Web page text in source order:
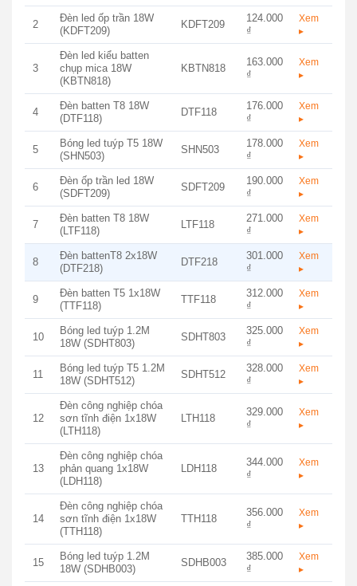
2
Đèn led ốp trần 18W
(KDFT209)
KDFT209
124.000
₫
Xem
▸
3
Đèn led kiểu batten
chụp mica 18W
(KBTN818)
KBTN818
163.000
₫
Xem
▸
4
Đèn batten T8 18W
(DTF118)
DTF118
176.000
₫
Xem
▸
5
Bóng led tuýp T5 18W
(SHN503)
SHN503
178.000
₫
Xem
▸
6
Đèn ốp trần led 18W
(SDFT209)
SDFT209
190.000
₫
Xem
▸
7
Đèn batten T8 18W
(LTF118)
LTF118
271.000
₫
Xem
▸
8
Đèn battenT8 2x18W
(DTF218)
DTF218
301.000
₫
Xem
▸
9
Đèn batten T5 1x18W
(TTF118)
TTF118
312.000
₫
Xem
▸
10
Bóng led tuýp 1.2M
18W (SDHT803)
SDHT803
325.000
₫
Xem
▸
11
Bóng led tuýp T5 1.2M
18W (SDHT512)
SDHT512
328.000
₫
Xem
▸
12
Đèn công nghiệp chóa
sơn tĩnh điện 1x18W
(LTH118)
LTH118
329.000
₫
Xem
▸
13
Đèn công nghiệp chóa
phản quang 1x18W
(LDH118)
LDH118
344.000
₫
Xem
▸
14
Đèn công nghiệp chóa
sơn tĩnh điện 1x18W
(TTH118)
TTH118
356.000
₫
Xem
▸
15
Bóng led tuýp 1.2M
18W (SDHB003)
SDHB003
385.000
₫
Xem
▸